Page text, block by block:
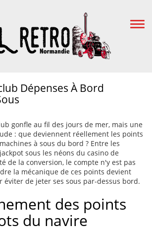
Dépenses À Bord
gonfle au fil des jours de mer, mais une
: que deviennent réellement les points
à sous du bord ? Entre les
sous les néons du casino de
de la conversion, le compte n'y est pas
la mécanique de ces points devient
éviter de jeter ses sous par-dessus bord.
des points
du navire